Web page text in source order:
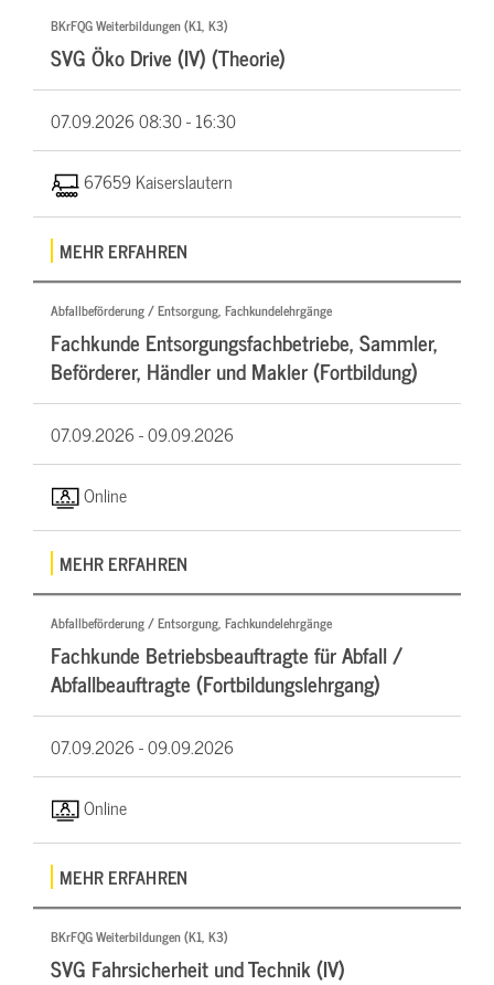
BKrFQG Weiterbildungen (K1, K3)
SVG Öko Drive (IV) (Theorie)
07.09.202608:30 - 16:30
67659 Kaiserslautern
MEHR ERFAHREN
Abfallbeförderung / Entsorgung, Fachkundelehrgänge
Fachkunde Entsorgungsfachbetriebe, Sammler,
Beförderer, Händler und Makler (Fortbildung)
07.09.2026 -09.09.2026
Online
MEHR ERFAHREN
Abfallbeförderung / Entsorgung, Fachkundelehrgänge
Fachkunde Betriebsbeauftragte für Abfall /
Abfallbeauftragte (Fortbildungslehrgang)
07.09.2026 -09.09.2026
Online
MEHR ERFAHREN
BKrFQG Weiterbildungen (K1, K3)
SVG Fahrsicherheit und Technik (IV)